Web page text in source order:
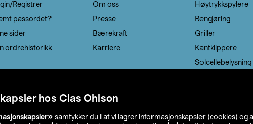
hos Clas Ohlson
samtykker du i at vi lagrer informasjonskapsler (cookies) og
Registrer
passordet?
sider
ordrehistorikk
Om oss
Presse
Bærekraft
Karriere
Høytrykkspylere
Rengjøring
Griller
Kantklippere
Solcellebelysning